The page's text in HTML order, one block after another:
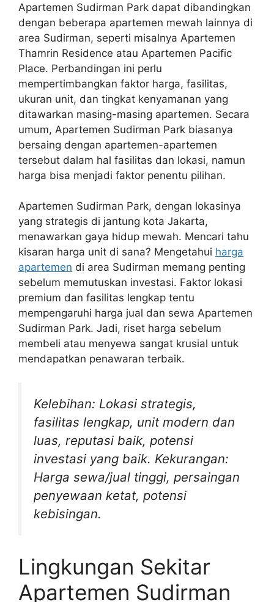
Apartemen Sudirman Park dapat dibandingkan
dengan beberapa apartemen mewah lainnya di
area Sudirman, seperti misalnya Apartemen
Thamrin Residence atau Apartemen Pacific
Place. Perbandingan ini perlu
mempertimbangkan faktor harga, fasilitas,
ukuran unit, dan tingkat kenyamanan yang
ditawarkan masing-masing apartemen. Secara
umum, Apartemen Sudirman Park biasanya
bersaing dengan apartemen-apartemen
tersebut dalam hal fasilitas dan lokasi, namun
harga bisa menjadi faktor penentu pilihan.
Apartemen Sudirman Park, dengan lokasinya
yang strategis di jantung kota Jakarta,
menawarkan gaya hidup mewah. Mencari tahu
kisaran harga unit di sana? Mengetahui harga
apartemen di area Sudirman memang penting
sebelum memutuskan investasi. Faktor lokasi
premium dan fasilitas lengkap tentu
mempengaruhi harga jual dan sewa Apartemen
Sudirman Park. Jadi, riset harga sebelum
membeli atau menyewa sangat krusial untuk
mendapatkan penawaran terbaik.
Kelebihan: Lokasi strategis,
fasilitas lengkap, unit modern dan
luas, reputasi baik, potensi
investasi yang baik. Kekurangan:
Harga sewa/jual tinggi, persaingan
penyewaan ketat, potensi
kebisingan.
Lingkungan Sekitar
Apartemen Sudirman